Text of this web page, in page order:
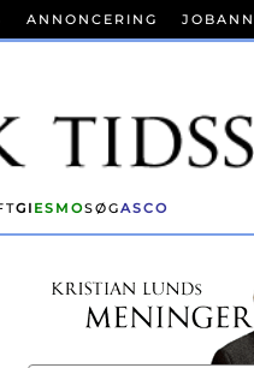
GI ESMOSØGASCO
ANNONCERING